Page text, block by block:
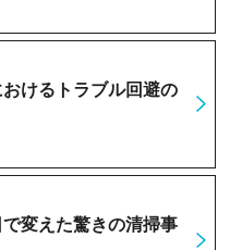
けるトラブル回避の
変えた驚きの清掃事